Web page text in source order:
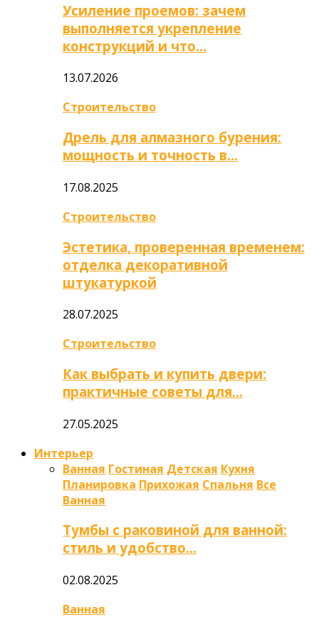
Усиление проемов: зачем
выполняется укрепление
конструкций и что…
13.07.2026
Строительство
Дрель для алмазного бурения:
мощность и точность в…
17.08.2025
Строительство
Эстетика, проверенная временем:
отделка декоративной
штукатуркой
28.07.2025
Строительство
Как выбрать и купить двери:
практичные советы для…
27.05.2025
Интерьер
Ванная Гостиная Детская Кухня
Планировка Прихожая Спальня Все
Ванная
Тумбы с раковиной для ванной:
стиль и удобство…
02.08.2025
Ванная